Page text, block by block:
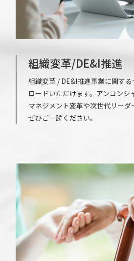
組織変革/DE&I推進
組織変革 / DE&I推進事業に関す
ロードいただけます。アンコンシ
マネジメント変革や次世代リー
ぜひご一読ください。